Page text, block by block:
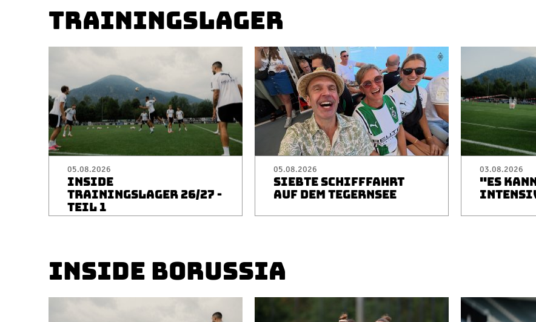
TRAININGSLAGER
05.08.2026
INSIDE
TRAININGSLAGER 26/27 -
TEIL 1
05.08.2026
SIEBTE SCHIFFFAHRT
AUF DEM TEGERNSEE
03.08.2026
"ES
INSIDE BORUSSIA